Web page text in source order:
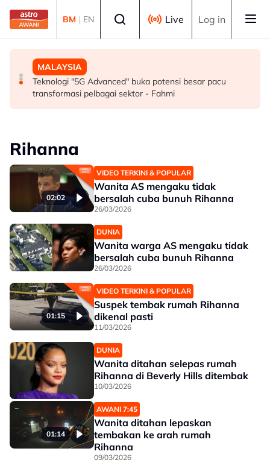
Skip to main content
BM | EN Live Log in
SUKAN
Mohamed Salah sertai Trabzonspor, terima €17 juta
semusim
MALAYSIA
Berita tempatan pilihan sepanjang hari ini
MALAYSIA
Teknologi "5G Advanced" buka potensi besar pacu
transformasi pelbagai sektor - Fahmi
Rihanna
02:02
VIDEO TERKINI & POPULAR
Wanita AS mengaku tidak
bersalah cuba bunuh Rihanna
26/03/2026
DUNIA
Wanita warga AS mengaku tidak
bersalah cuba bunuh Rihanna
26/03/2026
01:15
VIDEO TERKINI & POPULAR
Suspek tembak rumah Rihanna
dikenal pasti
11/03/2026
DUNIA
Wanita ditahan selepas rumah
Rihanna di Beverly Hills ditembak
10/03/2026
01:14
AWANI 7:45
Wanita ditahan lepaskan
tembakan ke arah rumah
Rihanna
09/03/2026